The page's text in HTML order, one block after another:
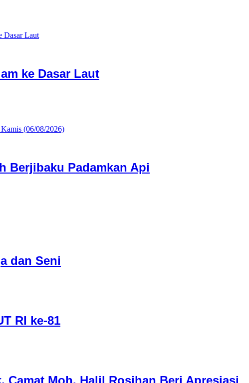
ke Dasar Laut
Berjibaku Padamkan Api
dan Seni
RI ke-81
Camat Moh. Halil Rosihan Beri Apresiasi